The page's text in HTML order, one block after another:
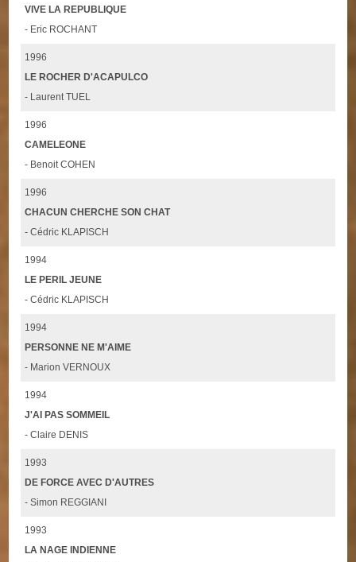
VIVE LA REPUBLIQUE
- Eric ROCHANT
1996
LE ROCHER D'ACAPULCO
- Laurent TUEL
1996
CAMELEONE
- Benoit COHEN
1996
CHACUN CHERCHE SON CHAT
- Cédric KLAPISCH
1994
LE PERIL JEUNE
- Cédric KLAPISCH
1994
PERSONNE NE M'AIME
- Marion VERNOUX
1994
J'AI PAS SOMMEIL
- Claire DENIS
1993
DE FORCE AVEC D'AUTRES
- Simon REGGIANI
1993
LA NAGE INDIENNE